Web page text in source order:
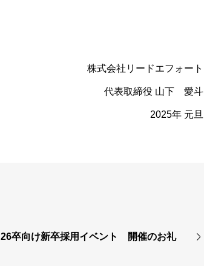
株式会社リードエフォート
代表取締役 山下 愛斗
2025年 元旦
26卒向け新卒採用イベント 開催のお礼